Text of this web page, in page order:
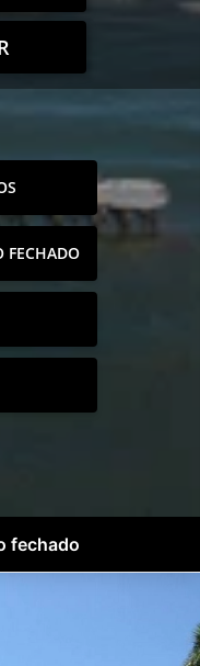
FECHADO
fechado